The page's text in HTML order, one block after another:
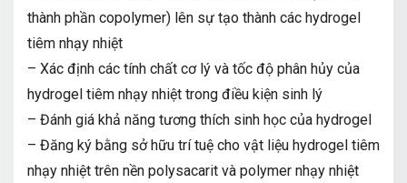
thành phần copolymer) lên sự tạo thành các hydrogel
tiêm nhạy nhiệt
– Xác định các tính chất cơ lý và tốc độ phân hủy của
hydrogel tiêm nhạy nhiệt trong điều kiện sinh lý
– Đánh giá khả năng tương thích sinh học của hydrogel
– Đăng ký bằng sở hữu trí tuệ cho vật liệu hydrogel tiêm
nhạy nhiệt trên nền polysacarit và polymer nhạy nhiệt